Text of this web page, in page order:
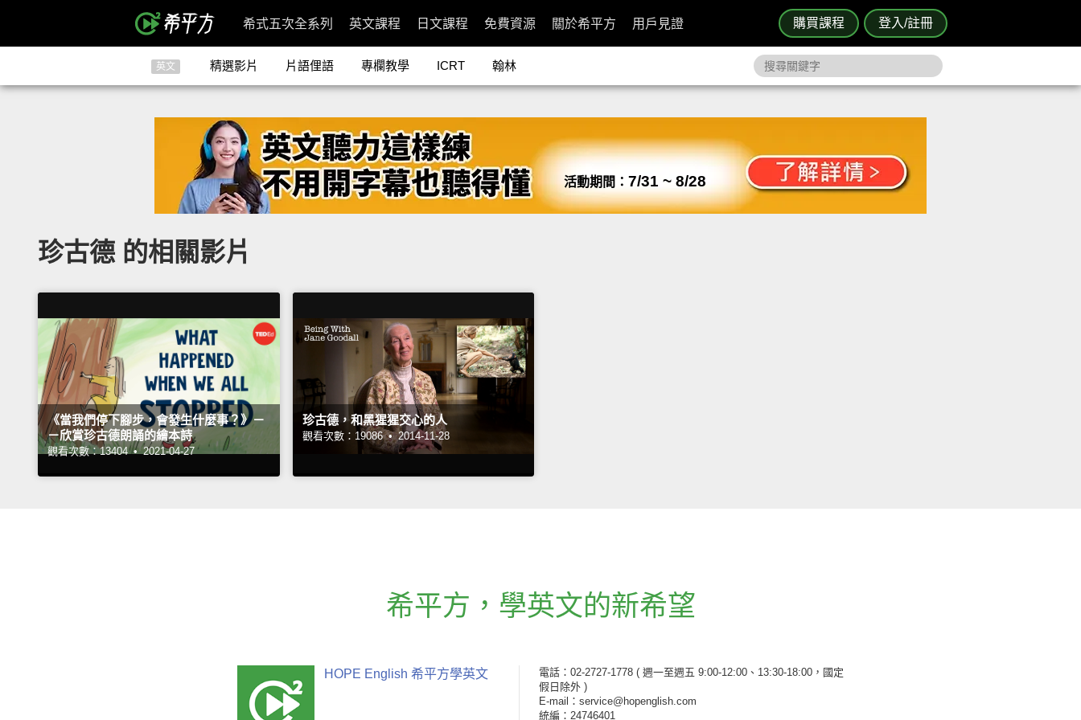
購買課程 登入/註冊
希式五次全系列 英文課程 日文課程 免費資源 關於希平方 用戶見證
英文 精選影片 片語俚語 專欄教學 ICRT 翰林
活動期間： 7/31 ~ 8/28
珍古德 的相關影片
《當我們停下腳步，會發生什麼事？》－
－欣賞珍古德朗誦的繪本詩
觀看次數：13404 • 2021-04-27
珍古德，和黑猩猩交心的人
觀看次數：19086 • 2014-11-28
希平方 ， 學英文的新希望
HOPE English 希平方學英文 電話：02-2727-1778 ( 週一至週五 9:00-12:00、13:30-18:00，國定
假日除外 )
E-mail：service@hopenglish.com
統編：24746401